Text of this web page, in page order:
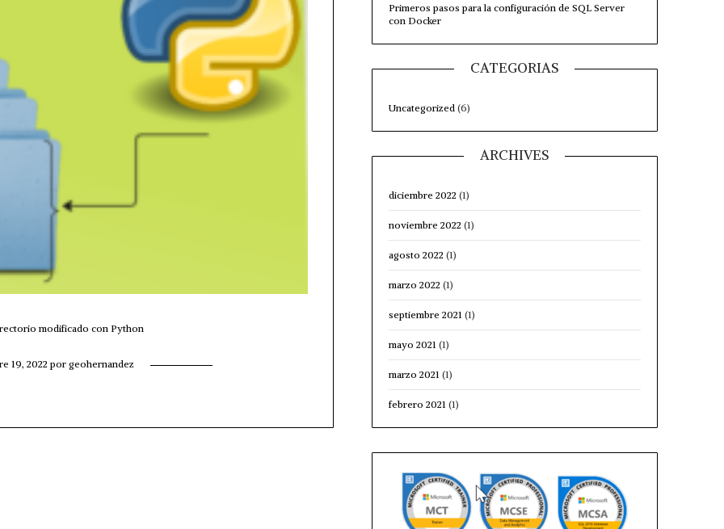
modificado con Python
19, 2022 por geohernandez
Primeros pasos para la configuración de SQL Server
con Docker
CATEGORIAS
Uncategorized (6)
ARCHIVES
diciembre 2022 (1)
noviembre 2022 (1)
agosto 2022 (1)
marzo 2022 (1)
septiembre 2021 (1)
mayo 2021 (1)
marzo 2021 (1)
febrero 2021 (1)